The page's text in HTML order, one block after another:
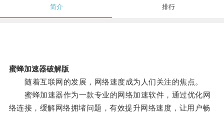
简介 排行
蜜蜂加速器破解版
随着互联网的发展，网络速度成为人们关注的焦点。
蜜蜂加速器作为一款专业的网络加速软件，通过优化网
络连接，缓解网络拥堵问题，有效提升网络速度，让用户畅